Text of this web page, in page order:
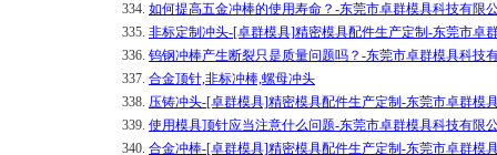
334. 如何提高五金冲棒的使用寿命？-东莞市卓群模具科技有限
335. 非标定制冲头-[卓群模具]精密模具配件生产定制-东莞市卓
336. 钨钢冲棒产生断裂只是质量问题吗？-东莞市卓群模具科技
337. 合金顶针,非标冲棒,螺母冲头
338. 压铸冲头-[卓群模具]精密模具配件生产定制-东莞市卓群模
339. 使用模具顶针应当注意什么问题-东莞市卓群模具科技有限
340. 合金冲棒-[卓群模具]精密模具配件生产定制-东莞市卓群模